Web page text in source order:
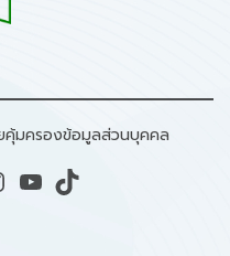
คุ้มครองข้อมูลส่วนบุคคล
YouTube TikTok